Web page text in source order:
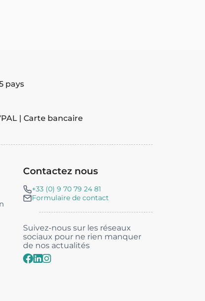
pays
| Carte bancaire
Contactez nous
+33 (0) 9 70 79 24 81
Formulaire de contact
Suivez-nous sur les réseaux
sociaux pour ne rien manquer
de nos actualités